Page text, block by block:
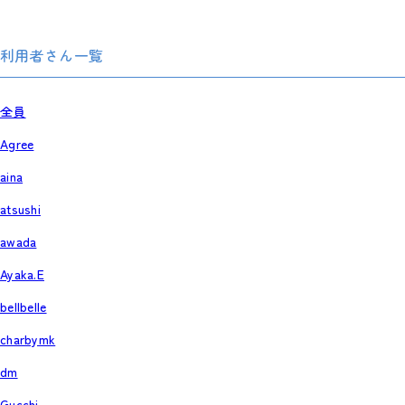
利用者さん一覧
全員
Agree
aina
atsushi
awada
Ayaka.E
bellbelle
charbymk
dm